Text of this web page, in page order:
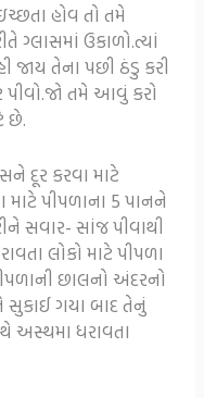
હોવ તો તમે
ગ્લાસમાં ઉકાળો.ત્યાં
જાય તેના પછી ઠંડુ કરી
પીવો.જો તમે આવું કરો
છે.
દૂર કરવા માટે
પીપળાના 5 પાનને
સવાર- સાંજ પીવાથી
લોકો માટે પીપળા
છાલનો અંદરનો
સુકાઈ ગયા બાદ તેનું
અસ્થમા ધરાવતા